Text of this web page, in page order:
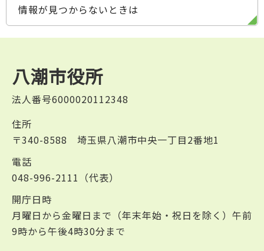
情報が見つからないときは
八潮市役所
法人番号6000020112348
住所
〒340-8588 埼玉県八潮市中央一丁目2番地1
電話
048-996-2111（代表）
開庁日時
月曜日から金曜日まで（年末年始・祝日を除く）午前
9時から午後4時30分まで